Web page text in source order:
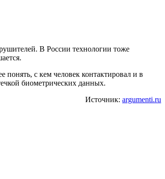
В России технологии тоже
с кем человек контактировал и в
биометрических данных.
Источник: argumenti.ru